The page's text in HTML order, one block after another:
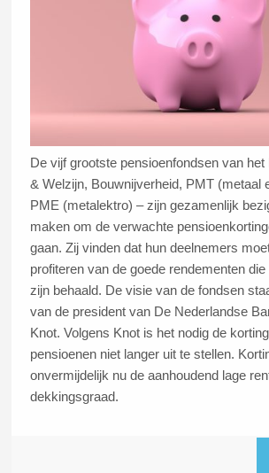
De vijf grootste pensioenfondsen van het
& Welzijn, Bouwnijverheid, PMT (metaal
PME (metalektro) – zijn gezamenlijk
maken om de verwachte
gaan. Zij vinden dat hun deelnemers
profiteren van de goede rendementen
zijn behaald. De visie van de fondsen
van de president van De Nederlandse
Knot. Volgens Knot is het nodig de
pensioenen niet langer uit te stellen.
onvermijdelijk nu de aanhoudend lage
dekkingsgraad.